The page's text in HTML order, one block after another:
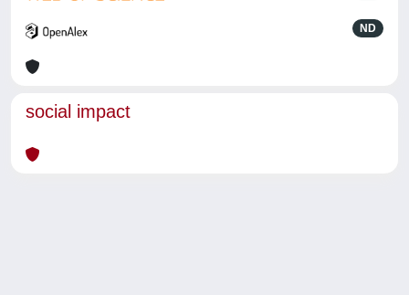
ND
social impact